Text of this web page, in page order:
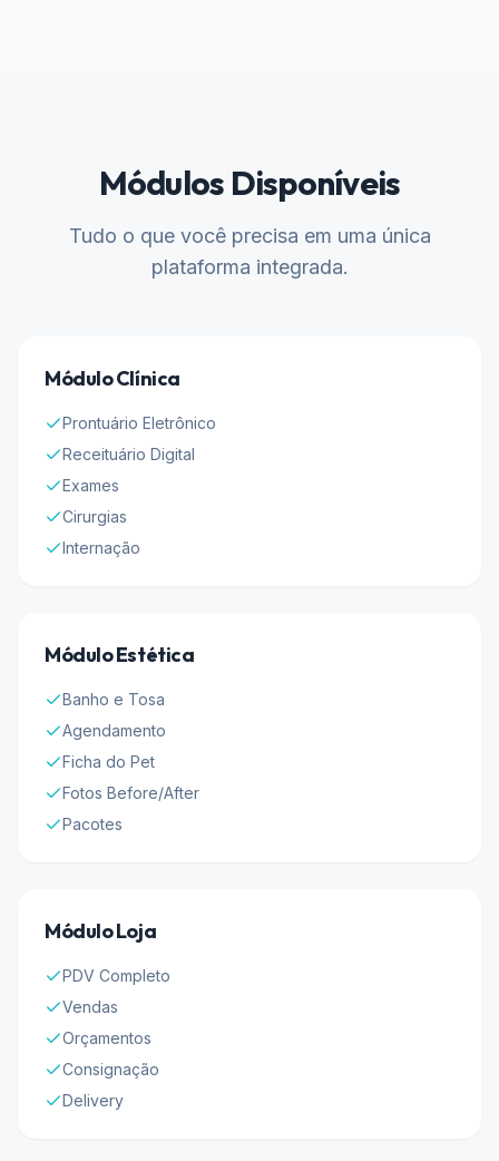
Módulos Disponíveis
Tudo o que você precisa em uma única
plataforma integrada.
Módulo Clínica
Prontuário Eletrônico
Receituário Digital
Exames
Cirurgias
Internação
Módulo Estética
Banho e Tosa
Agendamento
Ficha do Pet
Fotos Before/After
Pacotes
Módulo Loja
PDV Completo
Vendas
Orçamentos
Consignação
Delivery